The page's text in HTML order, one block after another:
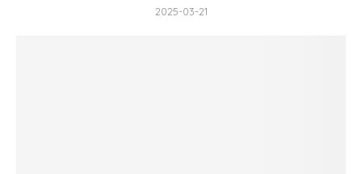
2025-03-21